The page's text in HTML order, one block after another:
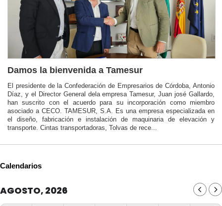
Damos la bienvenida a Tamesur
El presidente de la Confederación de Empresarios de Córdoba, Antonio
Díaz, y el Director General dela empresa Tamesur, Juan josé Gallardo,
han suscrito con el acuerdo para su incorporación como miembro
asociado a CECO. TAMESUR, S.A. Es una empresa especializada en
el diseño, fabricación e instalación de maquinaria de elevación y
transporte. Cintas transportadoras, Tolvas de rece...
Calendarios
AGOSTO, 2026